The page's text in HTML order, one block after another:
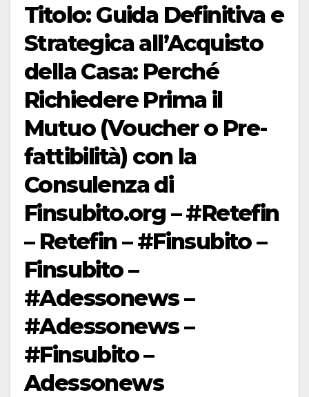
Titolo: Guida Definitiva e
Strategica all’Acquisto
della Casa: Perché
Richiedere Prima il
Mutuo (Voucher o Pre-
fattibilità) con la
Consulenza di
Finsubito.org – #Retefin
– Retefin – #Finsubito –
Finsubito –
#Adessonews –
#Adessonews –
#Finsubito –
Adessonews